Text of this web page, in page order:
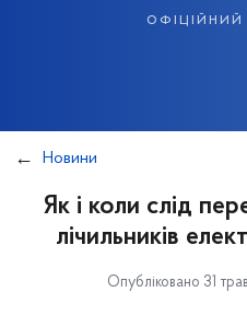
офіційний
Новини
Як і коли слід
лічильників
Опубліковано 31